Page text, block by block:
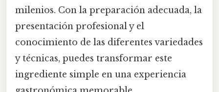
milenios. Con la preparación adecuada, la
presentación profesional y el
conocimiento de las diferentes variedades
y técnicas, puedes transformar este
ingrediente simple en una experiencia